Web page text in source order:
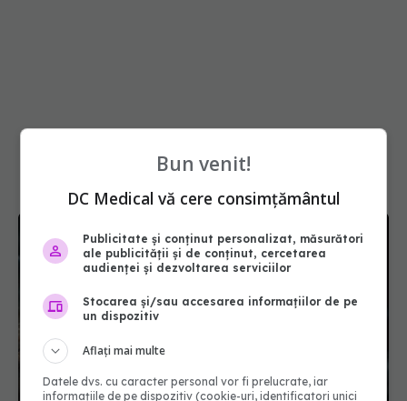
Bun venit!
DC Medical vă cere consimțământul
Publicitate și conținut personalizat, măsurători
ale publicității și de conținut, cercetarea
audienței și dezvoltarea serviciilor
Stocarea și/sau accesarea informațiilor de pe
un dispozitiv
Aflați mai multe
Datele dvs. cu caracter personal vor fi prelucrate, iar
informațiile de pe dispozitiv (cookie-uri, identificatori unici